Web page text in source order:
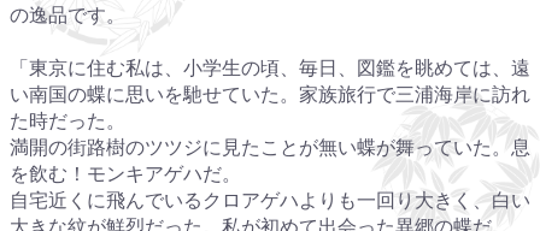
の逸品です。
「東京に住む私は、小学生の頃、毎日、図鑑を眺めては、遠
い南国の蝶に思いを馳せていた。家族旅行で三浦海岸に訪れ
た時だった。
満開の街路樹のツツジに見たことが無い蝶が舞っていた。息
を飲む！モンキアゲハだ。
自宅近くに飛んでいるクロアゲハよりも一回り大きく、白い